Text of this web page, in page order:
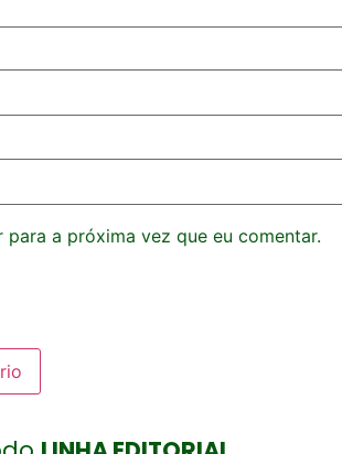
a próxima vez que eu comentar.